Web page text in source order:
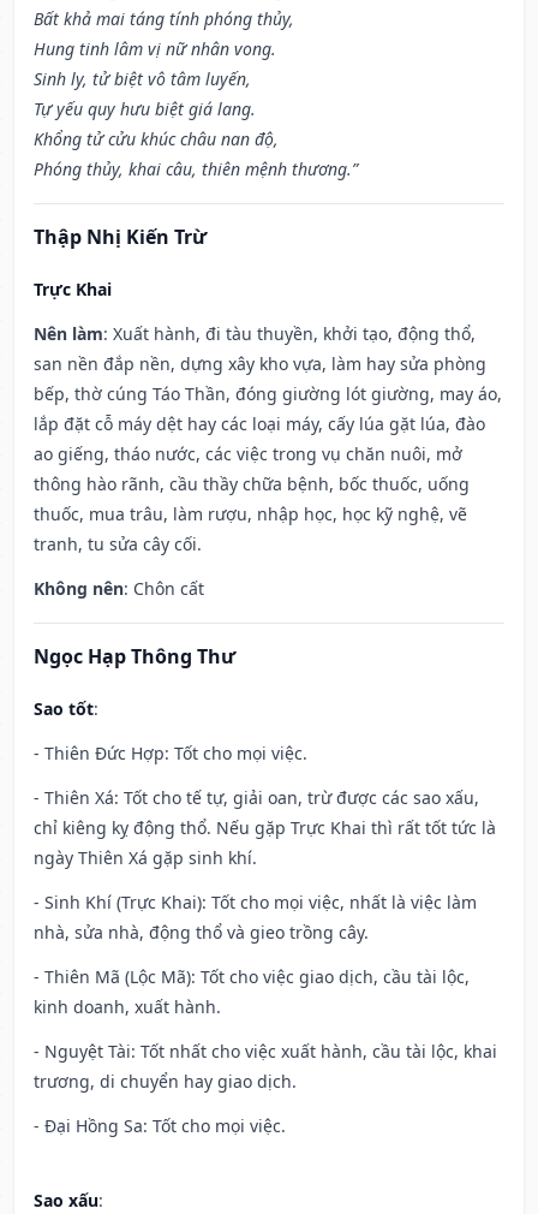
Bất khả mai táng tính phóng thủy,
Hung tinh lâm vị nữ nhân vong.
Sinh ly, tử biệt vô tâm luyến,
Tự yếu quy hưu biệt giá lang.
Khổng tử cửu khúc châu nan độ,
Phóng thủy, khai câu, thiên mệnh thương.”
Thập Nhị Kiến Trừ
Trực Khai
Nên làm: Xuất hành, đi tàu thuyền, khởi tạo, động thổ,
san nền đắp nền, dựng xây kho vựa, làm hay sửa phòng
bếp, thờ cúng Táo Thần, đóng giường lót giường, may áo,
lắp đặt cỗ máy dệt hay các loại máy, cấy lúa gặt lúa, đào
ao giếng, tháo nước, các việc trong vụ chăn nuôi, mở
thông hào rãnh, cầu thầy chữa bệnh, bốc thuốc, uống
thuốc, mua trâu, làm rượu, nhập học, học kỹ nghệ, vẽ
tranh, tu sửa cây cối.
Không nên: Chôn cất
Ngọc Hạp Thông Thư
Sao tốt:
- Thiên Đức Hợp: Tốt cho mọi việc.
- Thiên Xá: Tốt cho tế tự, giải oan, trừ được các sao xấu,
chỉ kiêng kỵ động thổ. Nếu gặp Trực Khai thì rất tốt tức là
ngày Thiên Xá gặp sinh khí.
- Sinh Khí (Trực Khai): Tốt cho mọi việc, nhất là việc làm
nhà, sửa nhà, động thổ và gieo trồng cây.
- Thiên Mã (Lộc Mã): Tốt cho việc giao dịch, cầu tài lộc,
kinh doanh, xuất hành.
- Nguyệt Tài: Tốt nhất cho việc xuất hành, cầu tài lộc, khai
trương, di chuyển hay giao dịch.
- Đại Hồng Sa: Tốt cho mọi việc.
Sao xấu: